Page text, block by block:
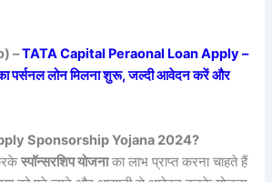
–TATA Capital Peraonal Loan Apply –
पर्सनल लोन मिलना शुरू, जल्दी आवेदन करें और
Sponsorship Yojana 2024?
स्पॉन्सरशिप योजनाका लाभ प्राप्त करना चाहते हैं